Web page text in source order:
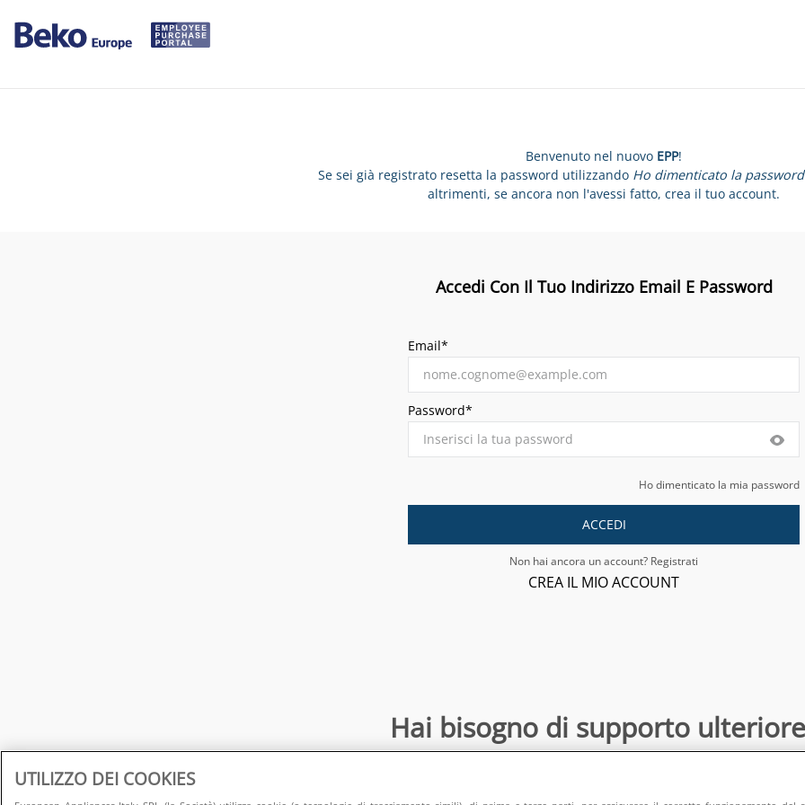
Benvenuto nel nuovo EPP!
Se sei già registrato resetta la password utilizzando Ho dimenticato la password
altrimenti, se ancora non l'avessi fatto, crea il tuo account.
Accedi Con Il Tuo Indirizzo Email E Password
Email*
Password*
Ho dimenticato la mia password
ACCEDI
Non hai ancora un account? Registrati
CREA IL MIO ACCOUNT
Hai bisogno di supporto
directsalesonline@europeanappliances.com
UTILIZZO DEI COOKIES